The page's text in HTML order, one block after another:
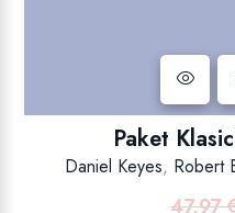
Paket
Daniel Keyes, Robert
47,97